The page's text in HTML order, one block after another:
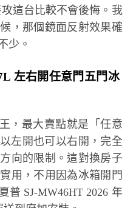
這台比較不會後悔。我
，那個鏡面反射效果確
少。
左右開任意門五門冰
，最大賣點就是「任意
左開也可以右開，完全
向的限制。這對換房子
用，不用因為冰箱開門
普 SJ-MW46HT 2026 年